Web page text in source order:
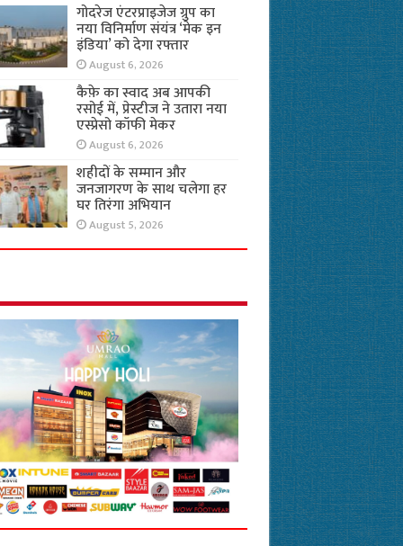
गोदरेज एंटरप्राइजेज ग्रुप का
नया विनिर्माण संयंत्र ‘मेक इन
इंडिया’ को देगा रफ्तार
August 6, 2026
कैफ़े का स्वाद अब आपकी
रसोई में, प्रेस्टीज ने उतारा नया
एस्प्रेसो कॉफी मेकर
August 6, 2026
शहीदों के सम्मान और
जनजागरण के साथ चलेगा हर
घर तिरंगा अभियान
August 5, 2026